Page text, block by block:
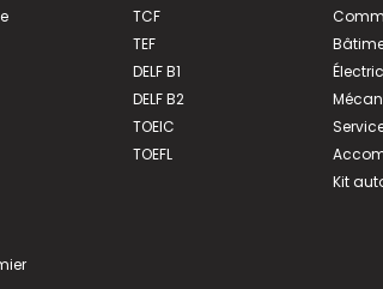
TCF
TEF
DELF B1
DELF B2
TOEIC
TOEFL
Kit